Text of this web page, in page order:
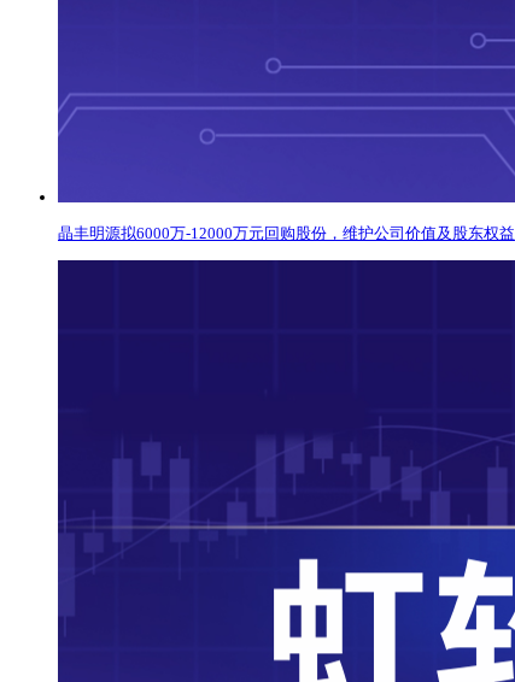
晶丰明源拟6000万-12000万元回购股份，维护公司价值及股东权益